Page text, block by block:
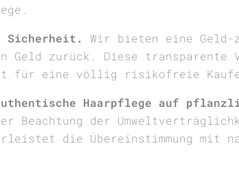
Sicherheit.
Wir bieten eine Geld-
zurück. Diese transparente
für eine völlig risikofreie
Haarpflege auf
Beachtung der
die Übereinstimmung mit